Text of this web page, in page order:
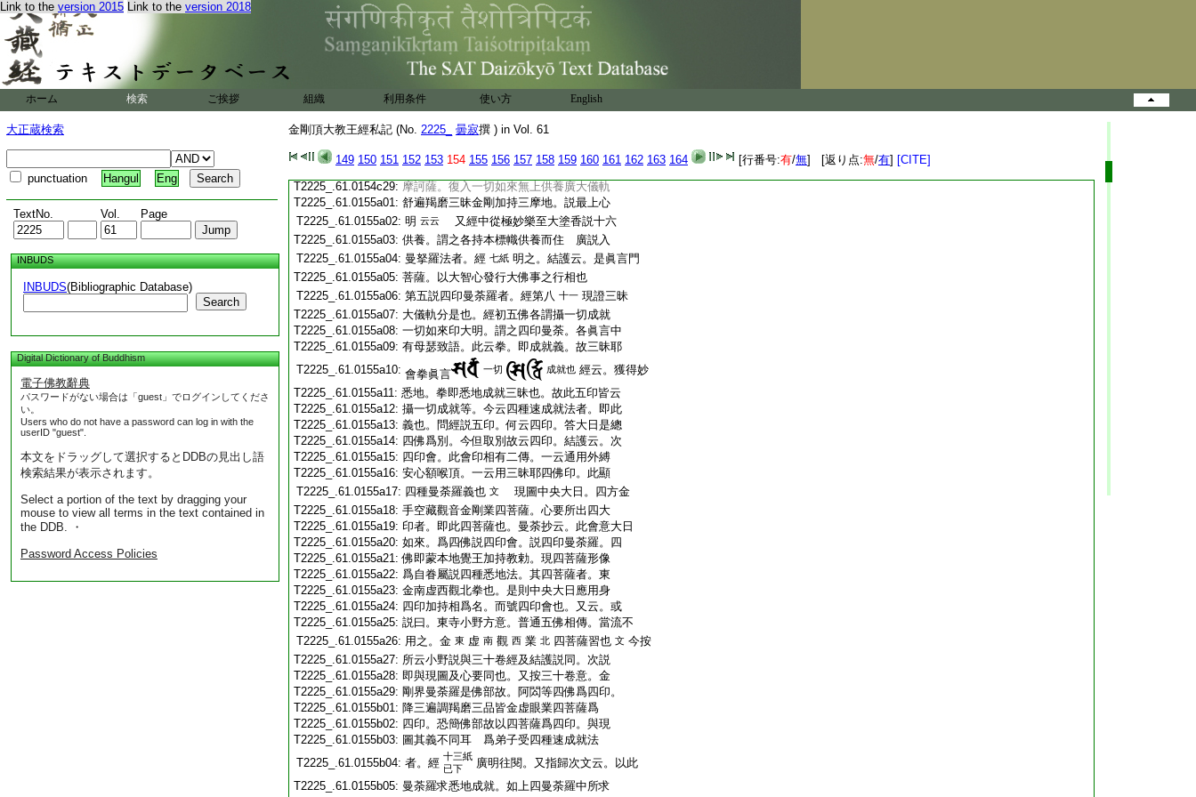
Link to the version 2015 Link to the version 2018
ホーム 検索 ご挨拶 組織 利用条件 使い方 English
大正蔵検索
punctuation Hangul Eng
TextNo. Vol. Page
INBUDS
INBUDS(Bibliographic Database)
Search
Digital Dictionary of Buddhism
電子佛教辭典
パスワードがない場合は「guest」でログインしてくださ
い。
Users who do not have a password can log in with the
userID "guest".
本文をドラッグして選択するとDDBの見出し語
検索結果が表示されます。
Select a portion of the text by dragging your
mouse to view all terms in the text contained in
the DDB. ・
Password Access Policies
金剛頂大教王經私記 (No. 2225_ 曇寂撰 ) in Vol. 61
149 150 151 152 153 154 155 156 157 158 159 160 161 162 163 164 [行番号:有/無] [返り点:無/有] [CITE]
T2225_.61.0154c20:言身心猗息者。猗者美也。此輕安樂異解脱
T2225_.61.0154c21: 樂 文 説微細金剛三摩地者。經第七
T2225_.61.0154c22: 速叉摩嚩曰羅等四眞言 廣歛等 是也 四靜
慮法者。同 十六 四無量次有四眞言。恐當此
T2225_.61.0154c24: 矣 修四無量者。同 十五 説之 三解脱門
T2225_.61.0154c25: 者。同 十七右 説三滿多跋捺羅尾捨等三種眞
T2225_.61.0154c26:言。恐是三解脱眞言 第四説一切如來廣
T2225_.61.0154c27: 大供養等者。經第八
金剛事業曼荼羅廣
T2225_.61.0154c29: 摩訶薩。復入一切如來無上供養廣大儀軌
T2225_.61.0155a01: 舒遍羯磨三昧金剛加持三摩地。説最上心
T2225_.61.0155a02: 明 云云
又經中從極妙樂至大塗香説十六
T2225_.61.0155a03: 供養。謂之各持本標幟供養而住 廣説入
T2225_.61.0155a04: 曼拏羅法者。經 七紙 明之。結護云。是眞言門
T2225_.61.0155a05: 菩薩。以大智心發行大佛事之行相也
T2225_.61.0155a06: 第五説四印曼荼羅者。經第八 十一 現證三昧
T2225_.61.0155a07: 大儀軌分是也。經初五佛各謂攝一切成就
T2225_.61.0155a08: 一切如來印大明。謂之四印曼荼。各眞言中
T2225_.61.0155a09: 有母瑟致語。此云拳。即成就義。故三昧耶
T2225_.61.0155a10: 會拳眞言 一切 成就也 經云。獲得妙
T2225_.61.0155a11: 悉地。拳即悉地成就三昧也。故此五印皆云
T2225_.61.0155a12: 攝一切成就等。今云四種速成就法者。即此
T2225_.61.0155a13: 義也。問經説五印。何云四印。答大日是總
T2225_.61.0155a14: 四佛爲別。今但取別故云四印。結護云。次
T2225_.61.0155a15: 四印會。此會印相有二傳。一云通用外縛
T2225_.61.0155a16: 安心額喉頂。一云用三昧耶四佛印。此顯
T2225_.61.0155a17: 四種曼荼羅義也 文
現圖中央大日。四方金
T2225_.61.0155a18: 手空藏觀音金剛業四菩薩。心要所出四大
T2225_.61.0155a19: 印者。即此四菩薩也。曼荼抄云。此會意大日
T2225_.61.0155a20: 如來。爲四佛説四印會。説四印曼荼羅。四
T2225_.61.0155a21:佛即蒙本地覺王加持教勅。現四菩薩形像
T2225_.61.0155a22: 爲自眷屬説四種悉地法。其四菩薩者。東
T2225_.61.0155a23: 金南虚西觀北拳也。是則中央大日應用身
T2225_.61.0155a24: 四印加持相爲名。而號四印會也。又云。或
T2225_.61.0155a25: 説曰。東寺小野方意。普通五佛相傳。當流不
T2225_.61.0155a26: 用之。金 東 虚 南 觀 西 業 北 四菩薩習也 文 今按
T2225_.61.0155a27: 所云小野説與三十卷經及結護説同。次説
T2225_.61.0155a28: 即與現圖及心要同也。又按三十卷意。金
T2225_.61.0155a29: 剛界曼荼羅是佛部故。阿閦等四佛爲四印。
T2225_.61.0155b01: 降三遍調羯磨三品皆金虚眼業四菩薩爲
T2225_.61.0155b02: 四印。恐簡佛部故以四菩薩爲四印。與現
T2225_.61.0155b03: 圖其義不同耳 爲弟子受四種速成就法
T2225_.61.0155b04: 者。經 十三紙
已下
廣明往閱。又指歸次文云。以此
T2225_.61.0155b05: 曼荼羅求悉地成就。如上四曼荼羅中所求